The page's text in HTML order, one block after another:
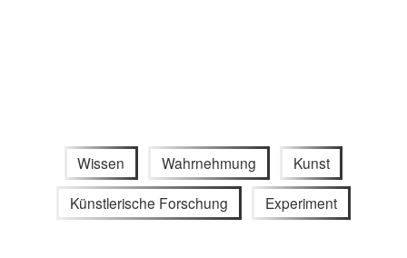
Wissen Wahrnehmung Kunst
Künstlerische Forschung Experiment